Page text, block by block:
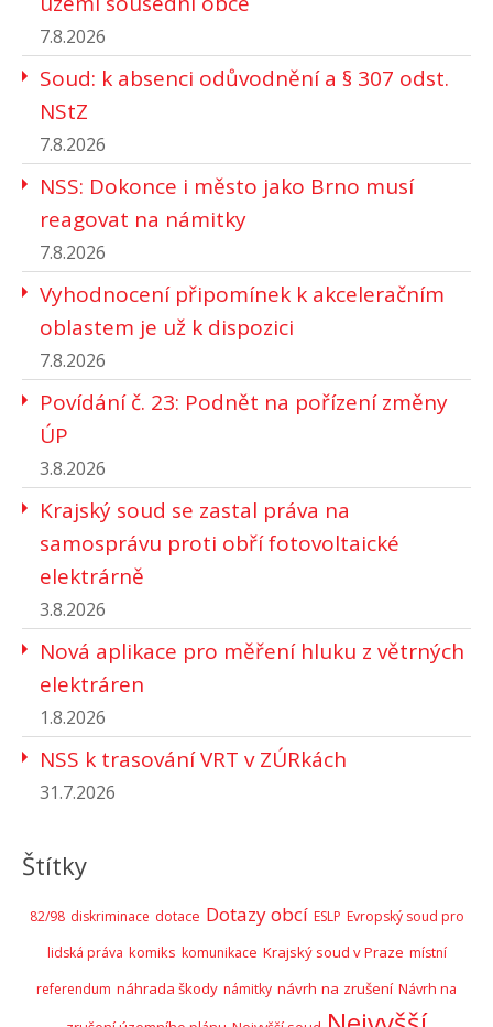
7.8.2026
Soud: k absenci odůvodnění a § 307 odst.
NStZ
7.8.2026
NSS: Dokonce i město jako Brno musí
reagovat na námitky
7.8.2026
Vyhodnocení připomínek k akceleračním
oblastem je už k dispozici
7.8.2026
Povídání č. 23: Podnět na pořízení změny
ÚP
3.8.2026
Krajský soud se zastal práva na
samosprávu proti obří fotovoltaické
elektrárně
3.8.2026
Nová aplikace pro měření hluku z větrných
elektráren
1.8.2026
NSS k trasování VRT v ZÚRkách
31.7.2026
Štítky
82/98 diskriminace dotace Dotazy obcí ESLP Evropský soud pro
lidská práva komiks komunikace Krajský soud v Praze místní
referendum náhrada škody námitky návrh na zrušení Návrh na